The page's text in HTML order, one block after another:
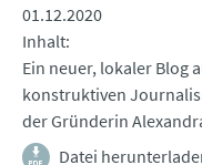
01.12.2020
Inhalt
Ein neuer, lokaler Blog
konstruktiven
der Gründerin
Datei